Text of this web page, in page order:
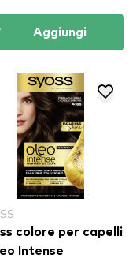
Aggiungi
colore per capelli
Intense